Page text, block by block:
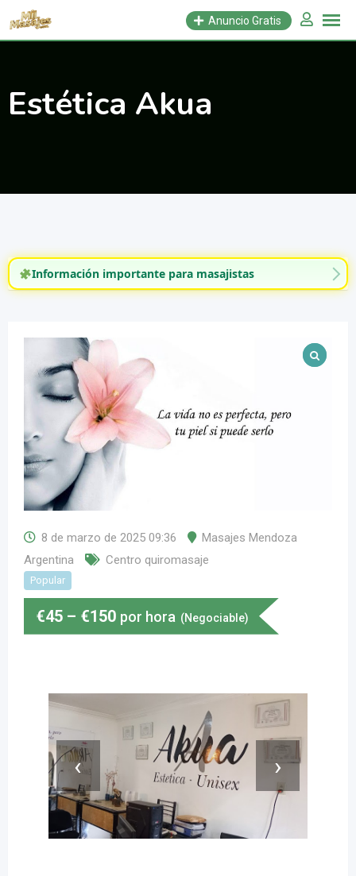
Saltar
Anuncio Gratis
Estética Akua
Información importante para masajistas
8 de marzo de 2025 09:36
Masajes Mendoza
Argentina
Centro quiromasaje
Popular
€45 – €150 por hora (Negociable)
‹ ›